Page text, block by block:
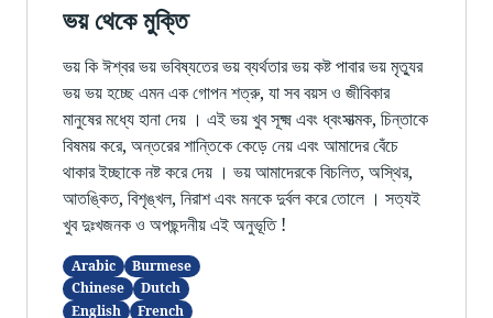
ভয় থেকে মুক্তি
ভয় কি ঈশ্বর ভয় ভবিষ্যতের ভয় ব্যর্থতার ভয় কষ্ট পাবার ভয় মৃত্যুর
ভয় ভয় হচ্ছে এমন এক গোপন শত্রু, যা সব বয়স ও জীবিকার
মানুষের মধ্যে হানা দেয় । এই ভয় খুব সূক্ষ্ম এবং ধ্বংসাত্মক, চিন্তাকে
বিষময় করে, অন্তরের শান্তিকে কেড়ে নেয় এবং আমাদের বেঁচে
থাকার ইচ্ছাকে নষ্ট করে দেয় । ভয় আমাদেরকে বিচলিত, অস্থির,
আতঙ্কিত, বিশৃঙ্খল, নিরাশ এবং মনকে দুর্বল করে তোলে । সত্যই
খুব দুঃখজনক ও অপছন্দনীয় এই অনুভূতি !
Arabic
Burmese
Chinese
Dutch
English
French